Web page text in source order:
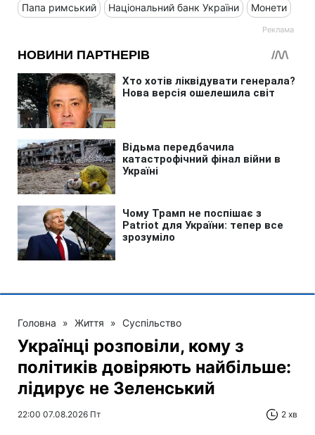
Папа римський Національний банк України Монети
Головна » Життя » Суспільство
Українці розповіли, кому з
політиків довіряють найбільше:
лідирує не Зеленський
22:00 07.08.2026 Пт 2 хв